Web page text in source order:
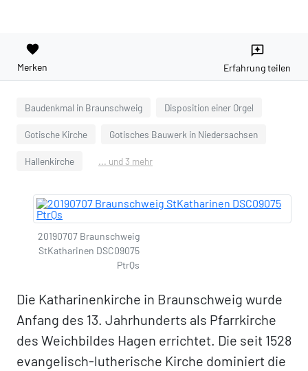
favorite
Merken
reviews
Erfahrung teilen
Baudenkmal in Braunschweig Disposition einer Orgel
Gotische Kirche Gotisches Bauwerk in Niedersachsen
Hallenkirche ... und 3 mehr
20190707 Braunschweig
StKatharinen DSC09075
PtrQs
Die Katharinenkirche in Braunschweig wurde
Anfang des 13. Jahrhunderts als Pfarrkirche
des Weichbildes Hagen errichtet. Die seit 1528
evangelisch-lutherische Kirche dominiert die